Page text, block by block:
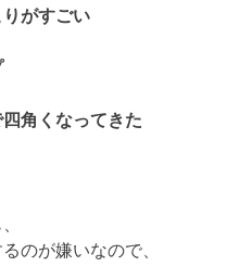
がすごい
角くなってきた
のが嫌いなので、